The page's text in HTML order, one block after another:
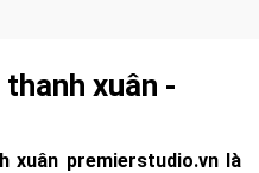
xuân -
xuân premierstudio.vn là